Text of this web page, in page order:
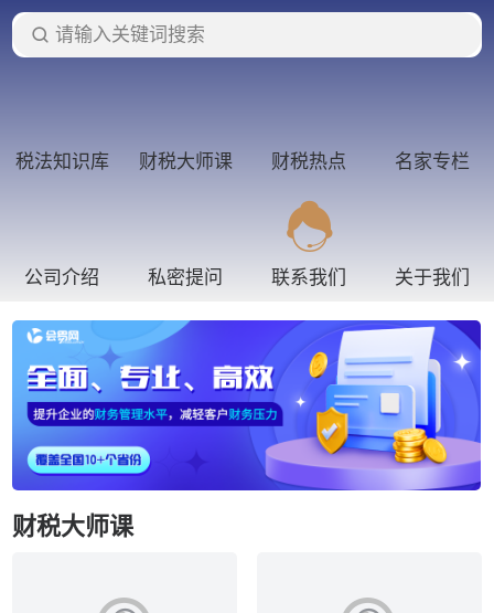
请输入关键词搜索
税法知识库 财税大师课 财税热点 名家专栏
公司介绍 私密提问 联系我们 关于我们
财税大师课